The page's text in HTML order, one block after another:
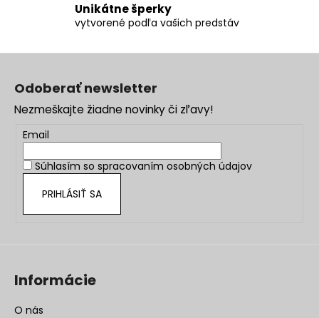
Unikátne šperky
vytvorené podľa vašich predstáv
Odoberať newsletter
Nezmeškajte žiadne novinky či zľavy!
Email
Súhlasím so spracovaním osobných údajov
PRIHLÁSIŤ SA
Informácie
O nás